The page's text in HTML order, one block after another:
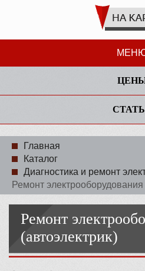
Главная
Каталог
Диагностика и ремонт
Ремонт электрооборудования
Ремонт
(автоэлектрик)